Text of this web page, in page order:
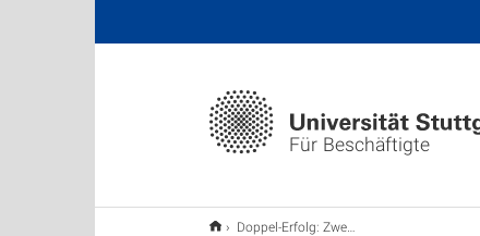
Für Beschäftigte
Doppel-Erfolg: Zwei German Design Awards für Exzellenzcluster IntCDC